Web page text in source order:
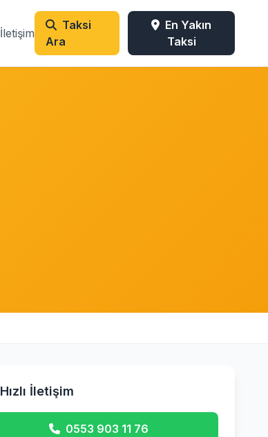
İletişim
Taksi
Ara
En Yakın
Taksi
Hızlı İletişim
0553 903 11 76